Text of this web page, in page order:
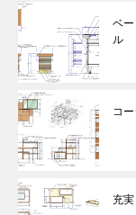
ベ
ル
コ
充